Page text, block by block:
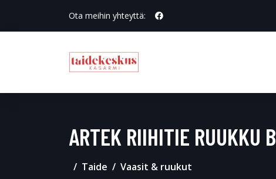
Ota meihin yhteyttä:
ARTEK RIIHITIE RUUKKU
Taide Vaasit & ruukut